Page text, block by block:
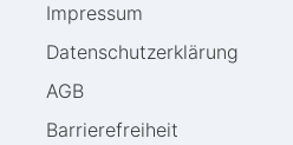
Impressum
Daten­schutz­erklärung
AGB
Barrierefreiheit